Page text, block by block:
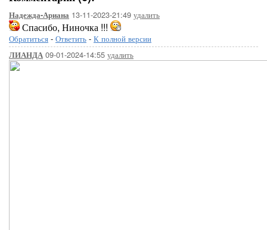
Надежда-Ариана 13-11-2023-21:49 удалить
Спасибо, Ниночка !!!
Обратиться - Ответить - К полной версии
ЛИАНДА 09-01-2024-14:55 удалить